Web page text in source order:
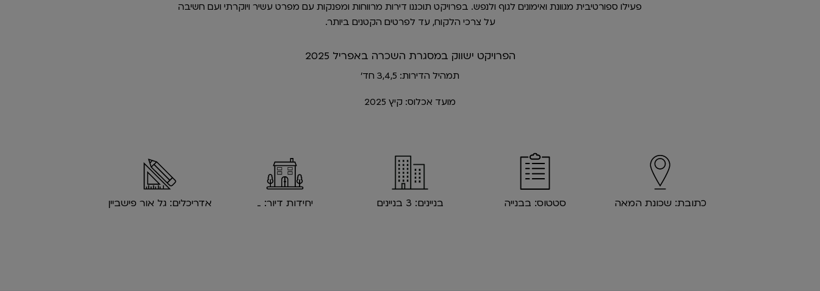
פעילו ספורטיבית מגוונת ואימונים לגוף ולנפש. בפרויקט תוכננו דירות מרווחות ומפנקות עם מפרט עשיר ויוקרתי ועם חשיבה
על צרכי הלקוח, עד לפרטים הקטנים ביותר.
הפרויקט ישווק במסגרת השכרה באפריל 2025
תמהיל הדירות: 3,4,5 חד'
מועד אכלוס: קיץ 2025
כתובת: שכונת המאה סטטוס: בבנייה בניינים: 3 בניינים יחידות דיור: _ אדריכלים: גל אור פישביין